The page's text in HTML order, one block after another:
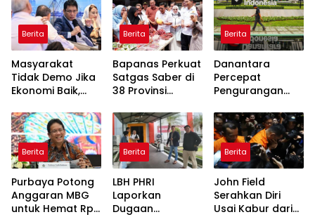
Berita
Masyarakat
Tidak Demo Jika
Ekonomi Baik,
Terjadi Sekarang!
Berita
Bapanas Perkuat
Satgas Saber di
38 Provinsi
Berita
Danantara
Percepat
Pengurangan
Belasan Anak
Usaha TLKM dan
SMGR
Berita
Purbaya Potong
Anggaran MBG
untuk Hemat Rp
Berita
LBH PHRI
Laporkan
Dugaan
Berita
John Field
Serahkan Diri
Usai Kabur dari